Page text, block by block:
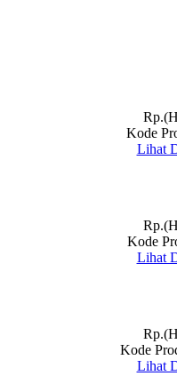
Kode
Lihat
Kode
Lihat
Kode
Lihat